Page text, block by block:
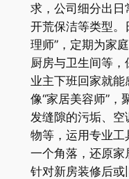
求，公司细分出
开荒保洁等类型。
理师”，定期为家
厨房与卫生间等
业主下班回家就
像“家居美容师”，
发缝隙的污垢、
物等，运用专业
一个角落，还原
针对新房装修后或